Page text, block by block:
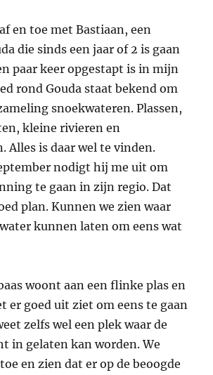
en toe met Bastiaan, een
die sinds een jaar of 2 is gaan
paar keer opgestapt is in mijn
rond Gouda staat bekend om
snoekwateren. Plassen,
kleine rivieren en
Alles is daar wel te vinden.
nodigt hij me uit om
te gaan in zijn regio. Dat
plan. Kunnen we zien waar
kunnen laten om eens wat
woont aan een flinke plas en
er goed uit ziet om eens te gaan
zelfs wel een plek waar de
in gelaten kan worden. We
en zien dat er op de beoogde